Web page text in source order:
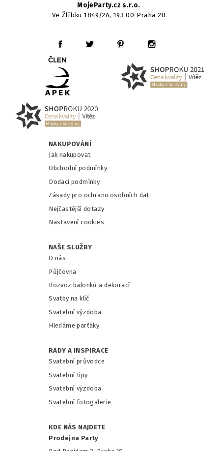
MojeParty.cz s.r.o.
Ve Žlíbku 1849/2A, 193 00 Praha 20
NAKUPOVÁNÍ
Jak nakupovat
Obchodní podmínky
Dodací podmínky
Zásady pro ochranu osobních dat
Nejčastější dotazy
Nastavení cookies
NAŠE SLUŽBY
O nás
Půjčovna
Rozvoz balonků a dekorací
Svatby na klíč
Svatební výzdoba
Hledáme parťáky
RADY A INSPIRACE
Svatební průvodce
Svatební tipy
Svatební výzdoba
Svatební fotogalerie
KDE NÁS NAJDETE
Prodejna Party